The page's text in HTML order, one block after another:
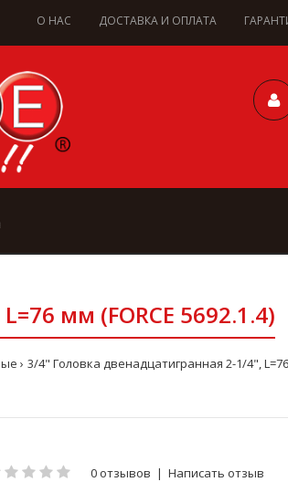
О НАС ДОСТАВКА И ОПЛАТА
мм (FORCE 5692.1.4)
3/4" Головка двенадцатигранная 2-1/4", L=76
0 отзывов | Написать отзыв